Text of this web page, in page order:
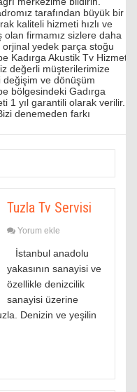
tarafından büyük bir
kaliteli hizmeti hızlı ve
olan firmamız sizlere daha
yedek parça stoğu
Kadırga Akustik Tv Hizmeti
değerli müşterilerimize
ve dönüşüm
bölgesindeki Gadırga
1 yıl garantili olarak verilir.
denemeden farkı
Tuzla Tv Servisi
Yorum ekle
İstanbul anadolu
yakasının sanayisi ve
özellikle denizcilik
sanayisi üzerine
Denizin ve yeşilin